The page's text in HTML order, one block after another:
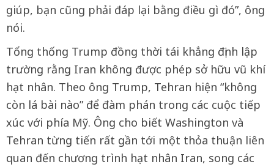
giúp, bạn cũng phải đáp lại bằng điều gì đó”, ông
nói.
Tổng thống Trump đồng thời tái khẳng định lập
trường rằng Iran không được phép sở hữu vũ khí
hạt nhân. Theo ông Trump, Tehran hiện “không
còn lá bài nào” để đàm phán trong các cuộc tiếp
xúc với phía Mỹ. Ông cho biết Washington và
Tehran từng tiến rất gần tới một thỏa thuận liên
quan đến chương trình hạt nhân Iran, song các